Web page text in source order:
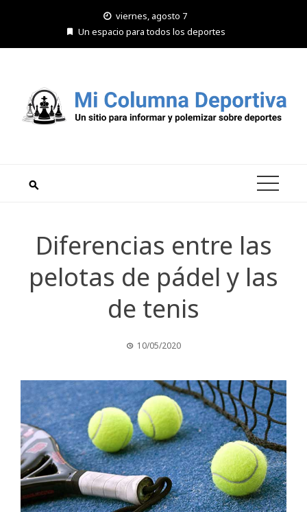
viernes, agosto 7
Un espacio para todos los deportes
Diferencias entre las
pelotas de pádel y las
de tenis
10/05/2020